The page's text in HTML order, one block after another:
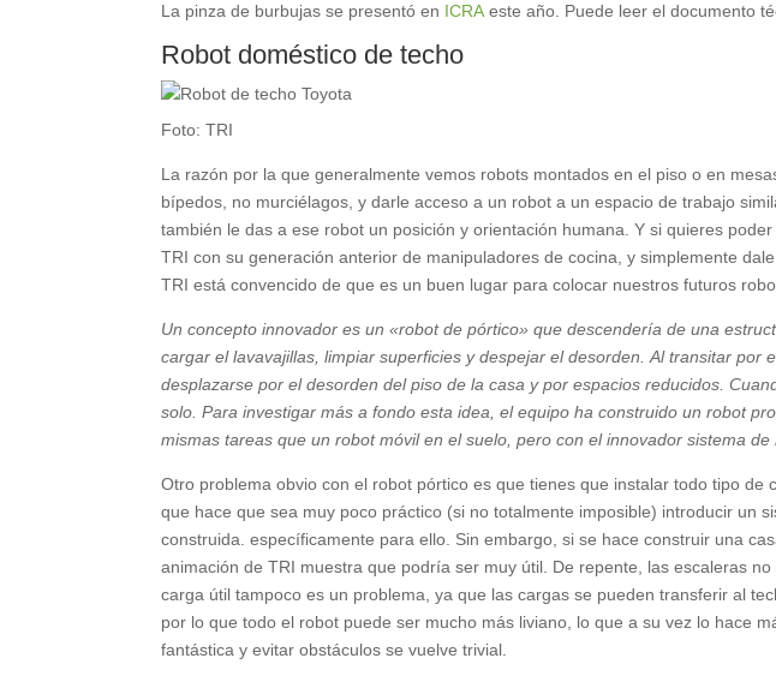
La pinza de burbujas se presentó en ICRAeste año. Puede leer el documento
Robot doméstico de techo
Foto: TRI
La razón por la que generalmente vemos robots montados en el piso o en
bípedos, no murciélagos, y darle acceso a un robot a un espacio de trabajo
también le das a ese robot un posición y orientación humana. Y si quieres
TRI con su generación anterior de manipuladores de cocina, y simplemente
TRI está convencido de que es un buen lugar para colocar nuestros futuros
Un concepto innovador es un «robot de pórtico» que descendería de una
cargar el lavavajillas, limpiar superficies y despejar el desorden. Al transitar por
desplazarse por el desorden del piso de la casa y por espacios reducidos.
solo. Para investigar más a fondo esta idea, el equipo ha construido un robot
mismas tareas que un robot móvil en el suelo, pero con el innovador sistema de
Otro problema obvio con el robot pórtico es que tienes que instalar todo tipo de
que hace que sea muy poco práctico (si no totalmente imposible) introducir un
construida. específicamente para ello. Sin embargo, si se hace construir una
animación de TRI muestra que podría ser muy útil. De repente, las escaleras
carga útil tampoco es un problema, ya que las cargas se pueden transferir al
por lo que todo el robot puede ser mucho más liviano, lo que a su vez lo hace
fantástica y evitar obstáculos se vuelve trivial.